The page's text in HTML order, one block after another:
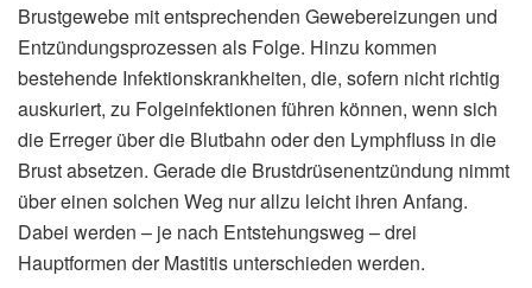
Brustgewebe mit entsprechenden Gewebereizungen und
Entzündungsprozessen als Folge. Hinzu kommen
bestehende Infektionskrankheiten, die, sofern nicht richtig
auskuriert, zu Folgeinfektionen führen können, wenn sich
die Erreger über die Blutbahn oder den Lymphfluss in die
Brust absetzen. Gerade die Brustdrüsenentzündung nimmt
über einen solchen Weg nur allzu leicht ihren Anfang.
Dabei werden – je nach Entstehungsweg – drei
Hauptformen der Mastitis unterschieden werden.